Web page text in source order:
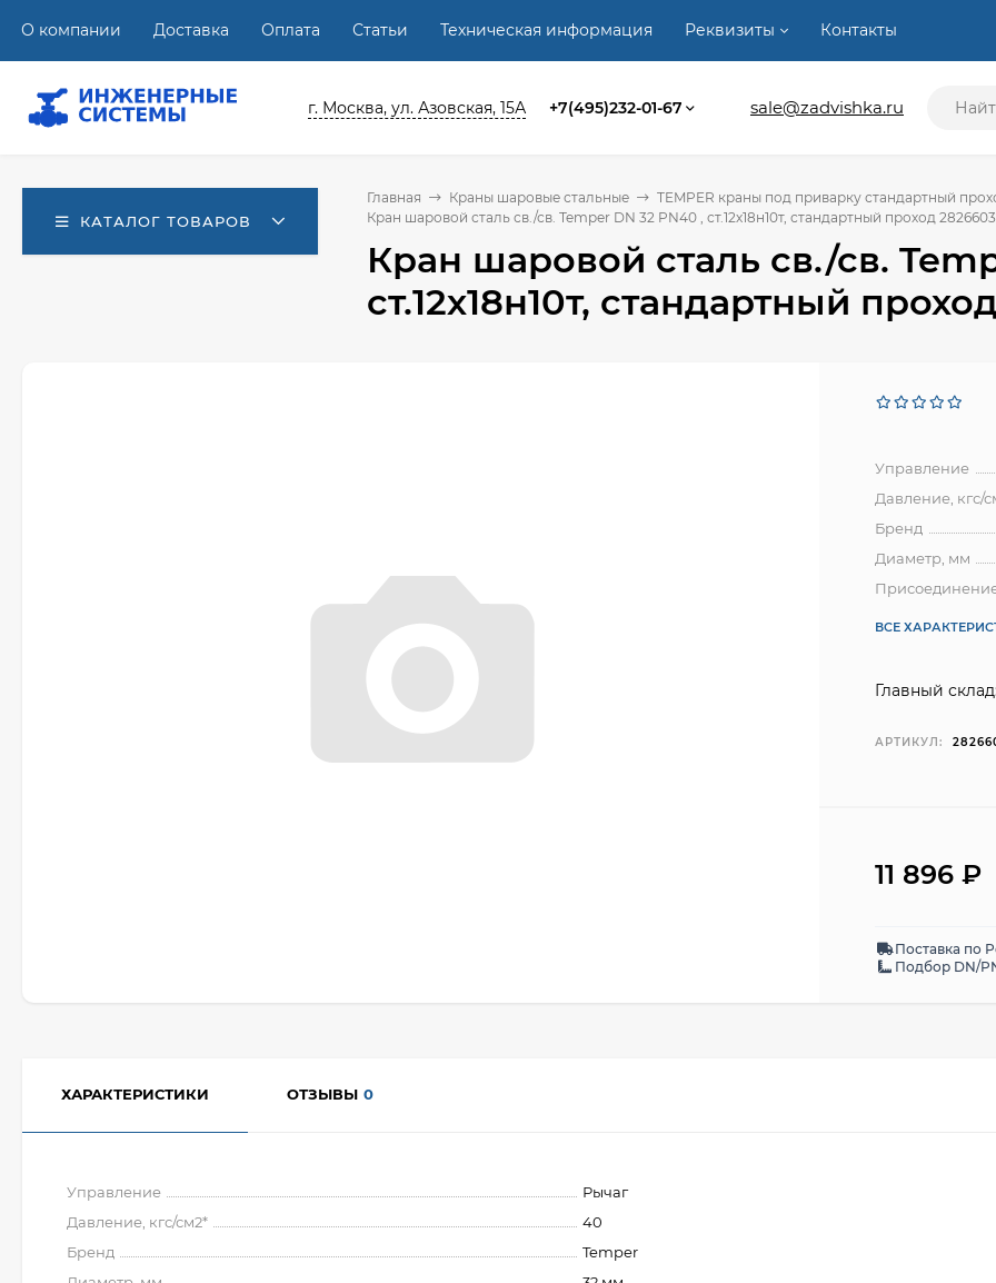
О компании Доставка Оплата Статьи Техническая информация Реквизиты Контакты
г. Москва, ул. Азовская, 15А +7(495)232-01-67 sale@zadvishka.ru
КАТАЛОГ ТОВАРОВ
Главная Краны шаровые стальные
TEMPER краны под приварку стандартный
Кран шаровой сталь св./св. Temper DN 32 PN40 , ст.12х18н10т, стандартный проход
Кран шаровой сталь св./св.
ст.12х18н10т, стандартный
Управление
Давление, кгс/
Бренд
Диаметр, мм
ВСЕ
Главный
АРТИКУЛ:
11 896₽
Поставка по
Подбор DN/
ХАРАКТЕРИСТИКИ ОТЗЫВЫ 0
Управление
Рычаг
Давление, кгс/см2*
40
Бренд
Temper